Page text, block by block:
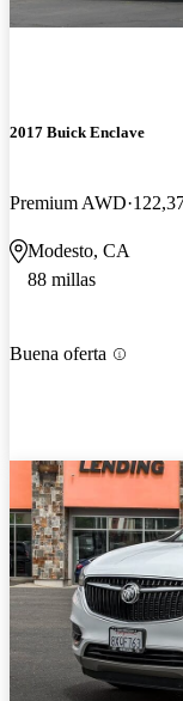
2017 Buick Enclave
Premium AWD
Modesto, CA
88 millas
Buena oferta